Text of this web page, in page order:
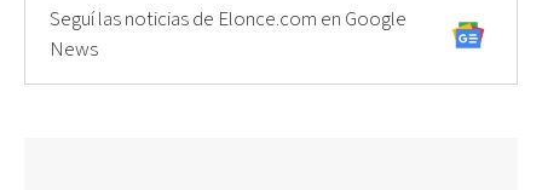
Seguí las noticias de Elonce.com en Google
News